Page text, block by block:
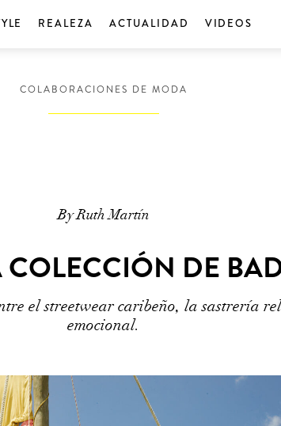
REALEZA ACTUALIDAD VIDEOS
COLABORACIONES DE MODA
By Ruth Martín
DE
el streetwear caribeño, la sastrería
emocional.